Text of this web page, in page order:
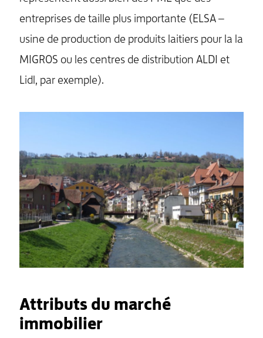
entreprises de taille plus importante (ELSA –
usine de production de produits laitiers pour la la
MIGROS ou les centres de distribution ALDI et
Lidl, par exemple).
Attributs du marché
immobilier